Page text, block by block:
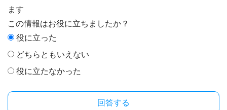
ます
この情報はお役に立ちましたか？
役に立った
どちらともいえない
役に立たなかった